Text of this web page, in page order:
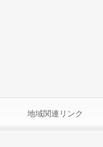
地域関連リンク